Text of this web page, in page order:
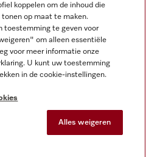
koppelen om de inhoud die
tonen op maat te maken.
toestemming te geven voor
om alleen essentiële
voor meer informatie onze
U kunt uw toestemming
in de cookie-instellingen.
Alles weigeren